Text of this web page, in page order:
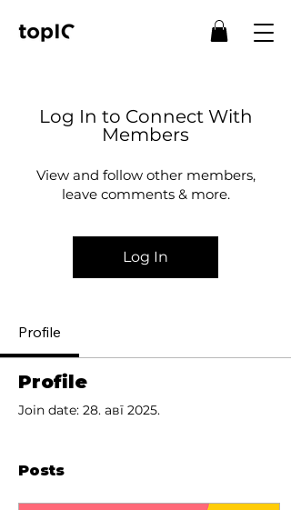
Log In to Connect With
Members
View and follow other members,
leave comments & more.
Log In
Profile
Profile
Join date: 28. авг 2025.
Posts